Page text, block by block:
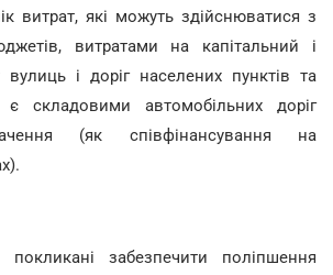
витрат, які можуть здійснюватися з
витратами на капітальний і
і доріг населених пунктів та
є складовими автомобільних доріг
(як співфінансування на
покликані забезпечити поліпшення